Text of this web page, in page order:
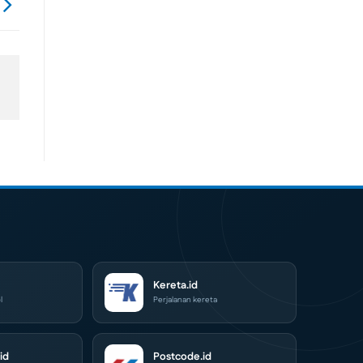
Kereta.id
Perjalanan kereta
Postcode.id